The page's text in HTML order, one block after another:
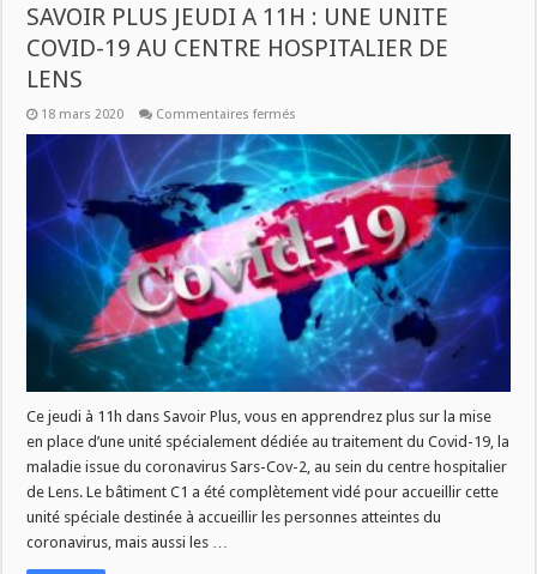
SAVOIR PLUS JEUDI A 11H : UNE UNITE
COVID-19 AU CENTRE HOSPITALIER DE
LENS
18 mars 2020 Commentaires fermés
PLUS
JEUDI
A
11H
:
UNE
UNITE
COVID-
19
AU
CENTRE
HOSPITALIER
DE
LENS
Ce jeudi à 11h dans Savoir Plus, vous en apprendrez plus sur la mise
en place d’une unité spécialement dédiée au traitement du Covid-19, la
maladie issue du coronavirus Sars-Cov-2, au sein du centre hospitalier
de Lens. Le bâtiment C1 a été complètement vidé pour accueillir cette
unité spéciale destinée à accueillir les personnes atteintes du
coronavirus, mais aussi les …